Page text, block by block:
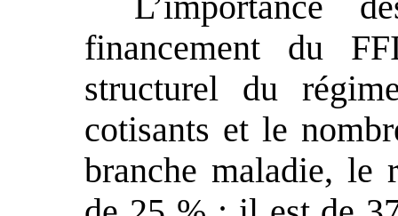
financement du
structurel du
cotisants et le
branche maladie, le